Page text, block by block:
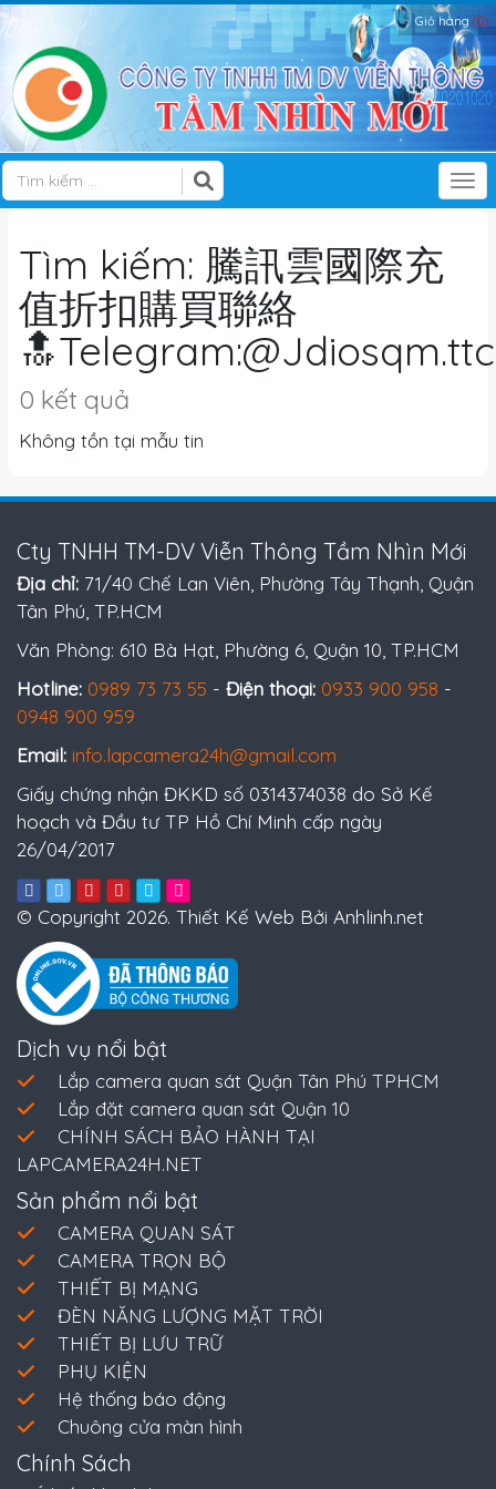
Giỏ hàng (0)
Tìm kiếm: 騰訊雲國際充
值折扣購買聯絡
🔝Telegram:@Jdiosqm.ttc
0 kết quả
Không tồn tại mẫu tin
Cty TNHH TM-DV Viễn Thông Tầm Nhìn Mới
Địa chỉ: 71/40 Chế Lan Viên, Phường Tây Thạnh, Quận
Tân Phú, TP.HCM
Văn Phòng: 610 Bà Hạt, Phường 6, Quận 10, TP.HCM
Hotline: 0989 73 73 55 - Điện thoại: 0933 900 958 -
0948 900 959
Email: info.lapcamera24h@gmail.com
Giấy chứng nhận ĐKKD số 0314374038 do Sở Kế
hoạch và Đầu tư TP Hồ Chí Minh cấp ngày
26/04/2017
© Copyright 2026. Thiết Kế Web Bởi Anhlinh.net
Dịch vụ nổi bật
Lắp camera quan sát Quận Tân Phú TPHCM
Lắp đặt camera quan sát Quận 10
CHÍNH SÁCH BẢO HÀNH TẠI
LAPCAMERA24H.NET
Sản phẩm nổi bật
CAMERA QUAN SÁT
CAMERA TRỌN BỘ
THIẾT BỊ MẠNG
ĐÈN NĂNG LƯỢNG MẶT TRỜI
THIẾT BỊ LƯU TRỮ
PHỤ KIỆN
Hệ thống báo động
Chuông cửa màn hình
Chính Sách